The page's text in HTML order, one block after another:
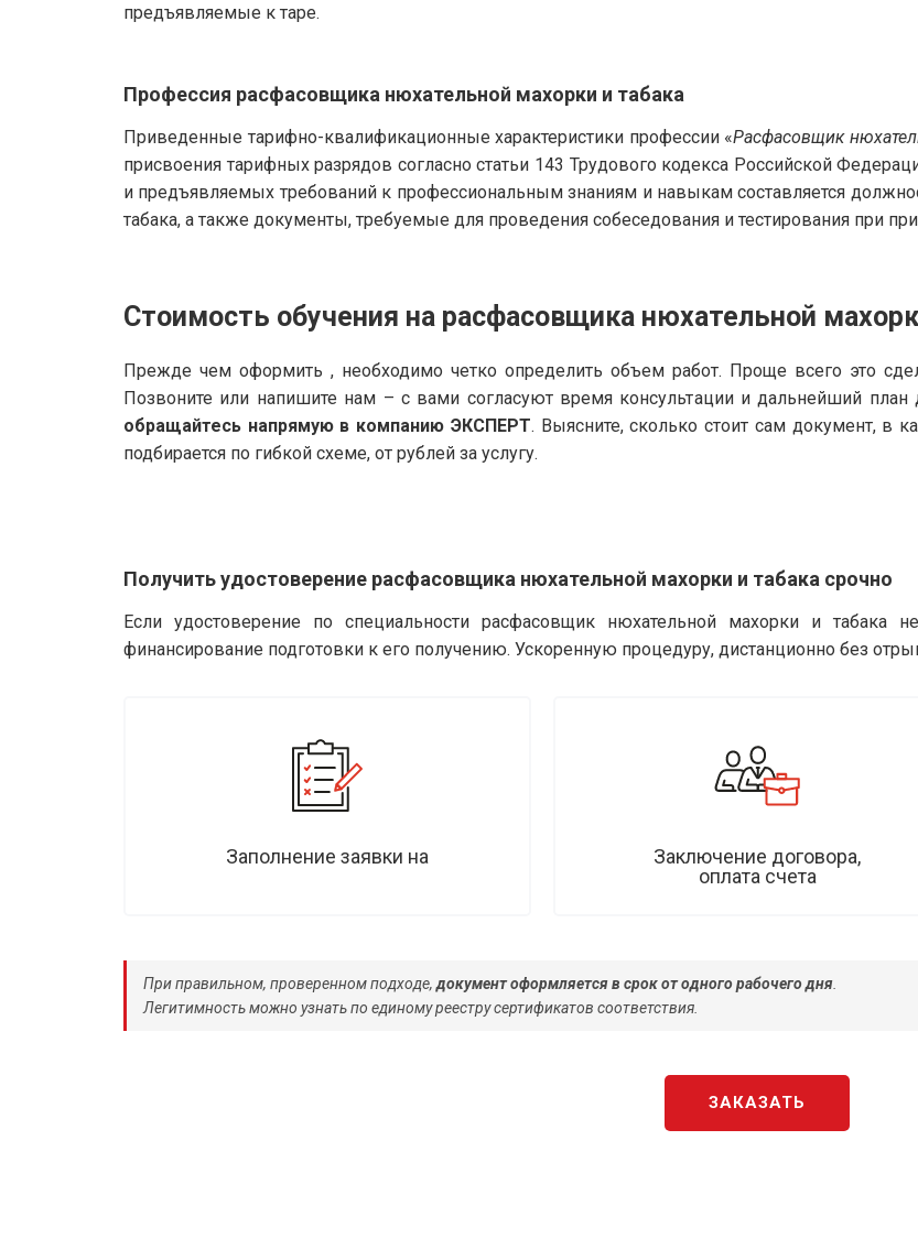
предъявляемые к таре.
Профессия расфасовщика нюхательной махорки и табака
Приведенные тарифно-квалификационные характеристики профессии «Расфасовщик
присвоения тарифных разрядов согласно статьи 143 Трудового кодекса Российской
и предъявляемых требований к профессиональным знаниям и навыкам составляется
табака, а также документы, требуемые для проведения собеседования и тестирования при
Стоимость обучения на расфасовщика нюхательной
Прежде чем оформить , необходимо четко определить объем работ. Проще всего это
Позвоните или напишите нам – с вами согласуют время консультации и дальнейший план
обращайтесь напрямую в компанию ЭКСПЕРТ. Выясните, сколько стоит сам документ, в
подбирается по гибкой схеме, от рублей за услугу.
Получить удостоверение расфасовщика нюхательной махорки и табака срочно
Если удостоверение по специальности расфасовщик нюхательной махорки и табака
финансирование подготовки к его получению. Ускоренную процедуру, дистанционно без
Заполнение заявки на
Заключение договора,
оплата счета
При правильном, проверенном подходе,документ оформляется в срок от одного рабочего дня
Легитимность можно узнать по единому реестру сертификатов соответствия.
ЗАКАЗАТЬ